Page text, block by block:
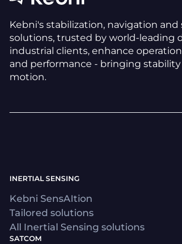
Kebni's stabilization, navigation and
solutions, trusted by world-leading
industrial clients, enhance
and performance - bringing
motion.
INERTIAL SENSING
Kebni SensAItion
Tailored solutions
All Inertial Sensing solutions
SATCOM